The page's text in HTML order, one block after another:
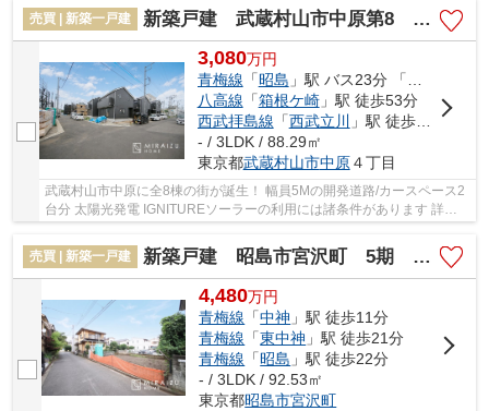
売買 | 新築一戸建
新築戸建 武蔵村山市中原第8 全8棟
3,080万円
青梅線 「昭島 」駅 バス23分 「富士塚」 停歩1分
八高線 「箱根ケ崎」駅 徒歩53分
西武拝島線 「西武立川
」駅 徒歩58分
- / 3LDK / 88.29㎡
東京都武蔵村山市中原４丁目
武蔵村山市中原に全8棟の街が誕生！ 幅員5Mの開発道路/カースペース2
台分 太陽光発電 IGNITUREソーラーの利用には諸条件があります 詳細
売買 | 新築一戸建
新築戸建 昭島市宮沢町 5期 全1棟
4,480万円
青梅線 「中神 」駅 徒歩11分
青梅線 「東中神 」駅 徒歩21分
青梅線 「昭島 」駅 徒歩22分
- / 3LDK / 92.53㎡
東京都昭島市宮沢町